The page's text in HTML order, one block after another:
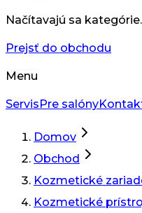
Načítavajú sa
Prejsť do obchodu
Menu
Servis Pre salóny
Domov
Obchod
Kozmetické
Kozmetické